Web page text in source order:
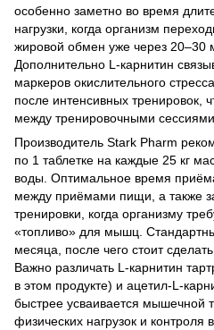
особенно заметно во время
нагрузки, когда организм
жировой обмен уже через 20–30
Дополнительно L-карнитин
маркеров окислительного
после интенсивных тренировок,
между тренировочными сессиями.
Производитель Stark Pharm
по 1 таблетке на каждые 25 кг
воды. Оптимальное время
между приёмами пищи, а также
тренировки, когда организму
«топливо» для мышц.
месяца, после чего стоит
Важно различать L-карнитин
в этом продукте) и ацетил-L-
быстрее усваивается мышечной
физических нагрузок и контроля